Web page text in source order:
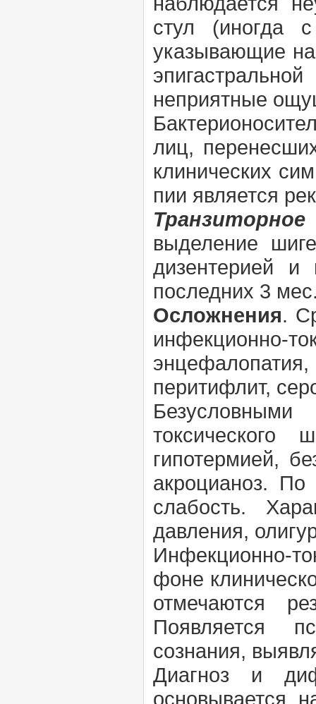
стул (иногда
указывающие на
неприятные
лиц,
клинических
пии является
выделение
дизентерией
последних 3
Осложнения.
перитифлит,
гипотермией,
акроцианоз.
слабость.
давления,
Инфекционно-
фоне
отмечаются
Появляется
сознания,
Диагноз и
основывается